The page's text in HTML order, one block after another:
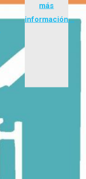
más
información…